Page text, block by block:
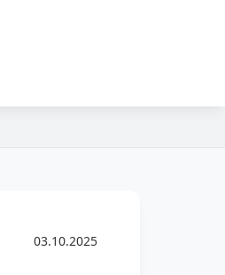
03.10.2025